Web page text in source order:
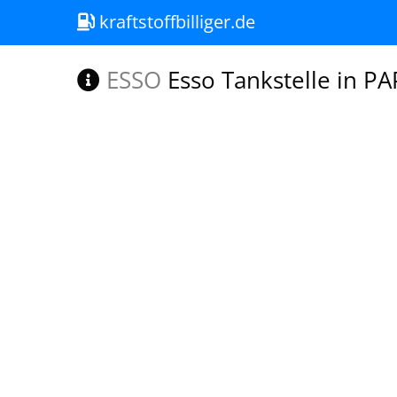
kraftstoffbilliger.de
ESSO Esso Tankstelle in